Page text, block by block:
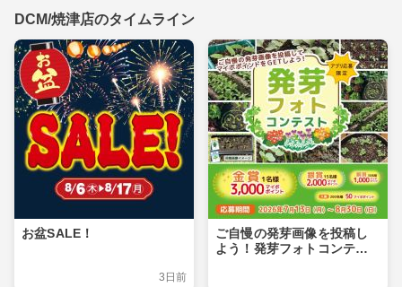
DCM/焼津店のタイムライン
お盆SALE！
3日前
ご自慢の発芽画像を投稿し
よう！発芽フォトコンテス